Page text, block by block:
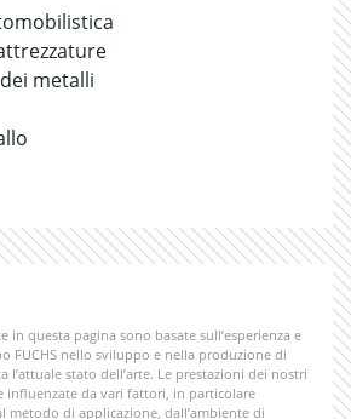
metalli
in questa pagina sono basate sull’esperienza e
FUCHS nello sviluppo e nella produzione di
l’attuale stato dell’arte. Le prestazioni dei nostri
influenzate da vari fattori, in particolare
metodo di applicazione, dall’ambiente di